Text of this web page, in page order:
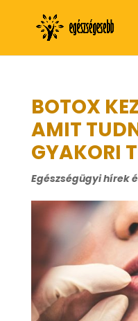
BOTOX
AMIT
GYAKORI
Egészségügyi hírek